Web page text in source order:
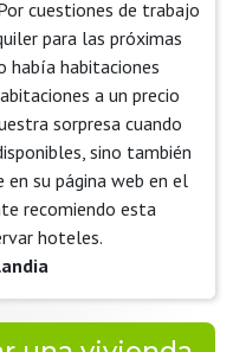
cuestiones de trabajo
para las próximas
había habitaciones
a un precio
sorpresa cuando
sino también
su página web en el
recomiendo esta
hoteles.